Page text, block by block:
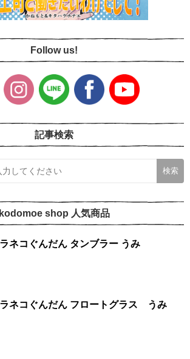
Follow us!
記事検索
kodomoe shop 人気商品
ノラネコぐんだん タンブラー うみ
ノラネコぐんだん フロートグラス うみ